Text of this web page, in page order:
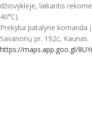
džiovyklėje, laikantis
40°C).
Prekyba patalyne komanda
Savanorių pr. 192c, Kaunas
https://maps.app.goo.gl/